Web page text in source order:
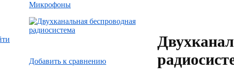
Микрофоны
Добавить к cравнению